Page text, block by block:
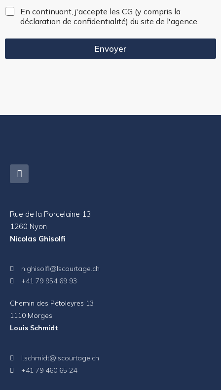
En continuant, j'accepte les CG (y compris la
déclaration de confidentialité) du site de l'agence.
Envoyer
Rue de la Porcelaine 13
1260 Nyon
Nicolas Ghisolfi
n.ghisolfi@lscourtage.ch
+41 79 954 69 93
Chemin des Pétoleyres 13
1110 Morges
Louis Schmidt
l.schmidt@lscourtage.ch
+41 79 460 65 24